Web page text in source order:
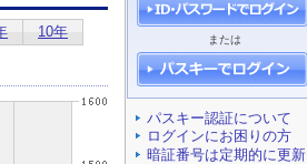
または
パスキー認証について
ログインにお困りの方
暗証番号は定期的に更新